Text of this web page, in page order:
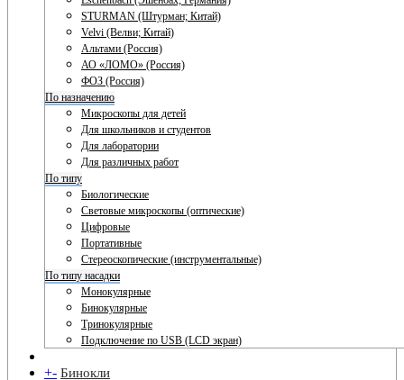
STURMAN (Штурман; Китай)
Velvi (Велви; Китай)
Альтами (Россия)
АО «ЛОМО» (Россия)
ФОЗ (Россия)
По назначению
Микроскопы для детей
Для школьников и студентов
Для лаборатории
Для различных работ
По типу
Биологические
Световые микроскопы (оптические)
Цифровые
Портативные
Стереоскопические (инструментальные)
По типу насадки
Монокулярные
Бинокулярные
Тринокулярные
Подключение по USB (LCD экран)
+- Бинокли